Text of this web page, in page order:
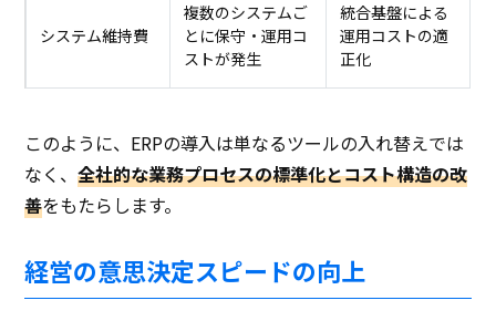
システム維持費
複数のシステムご
とに保守・運用コ
ストが発生
統合基盤による
運用コストの適
正化
このように、ERPの導入は単なるツールの入れ替えでは
なく、全社的な業務プロセスの標準化とコスト構造の改
善をもたらします。
経営の意思決定スピードの向上